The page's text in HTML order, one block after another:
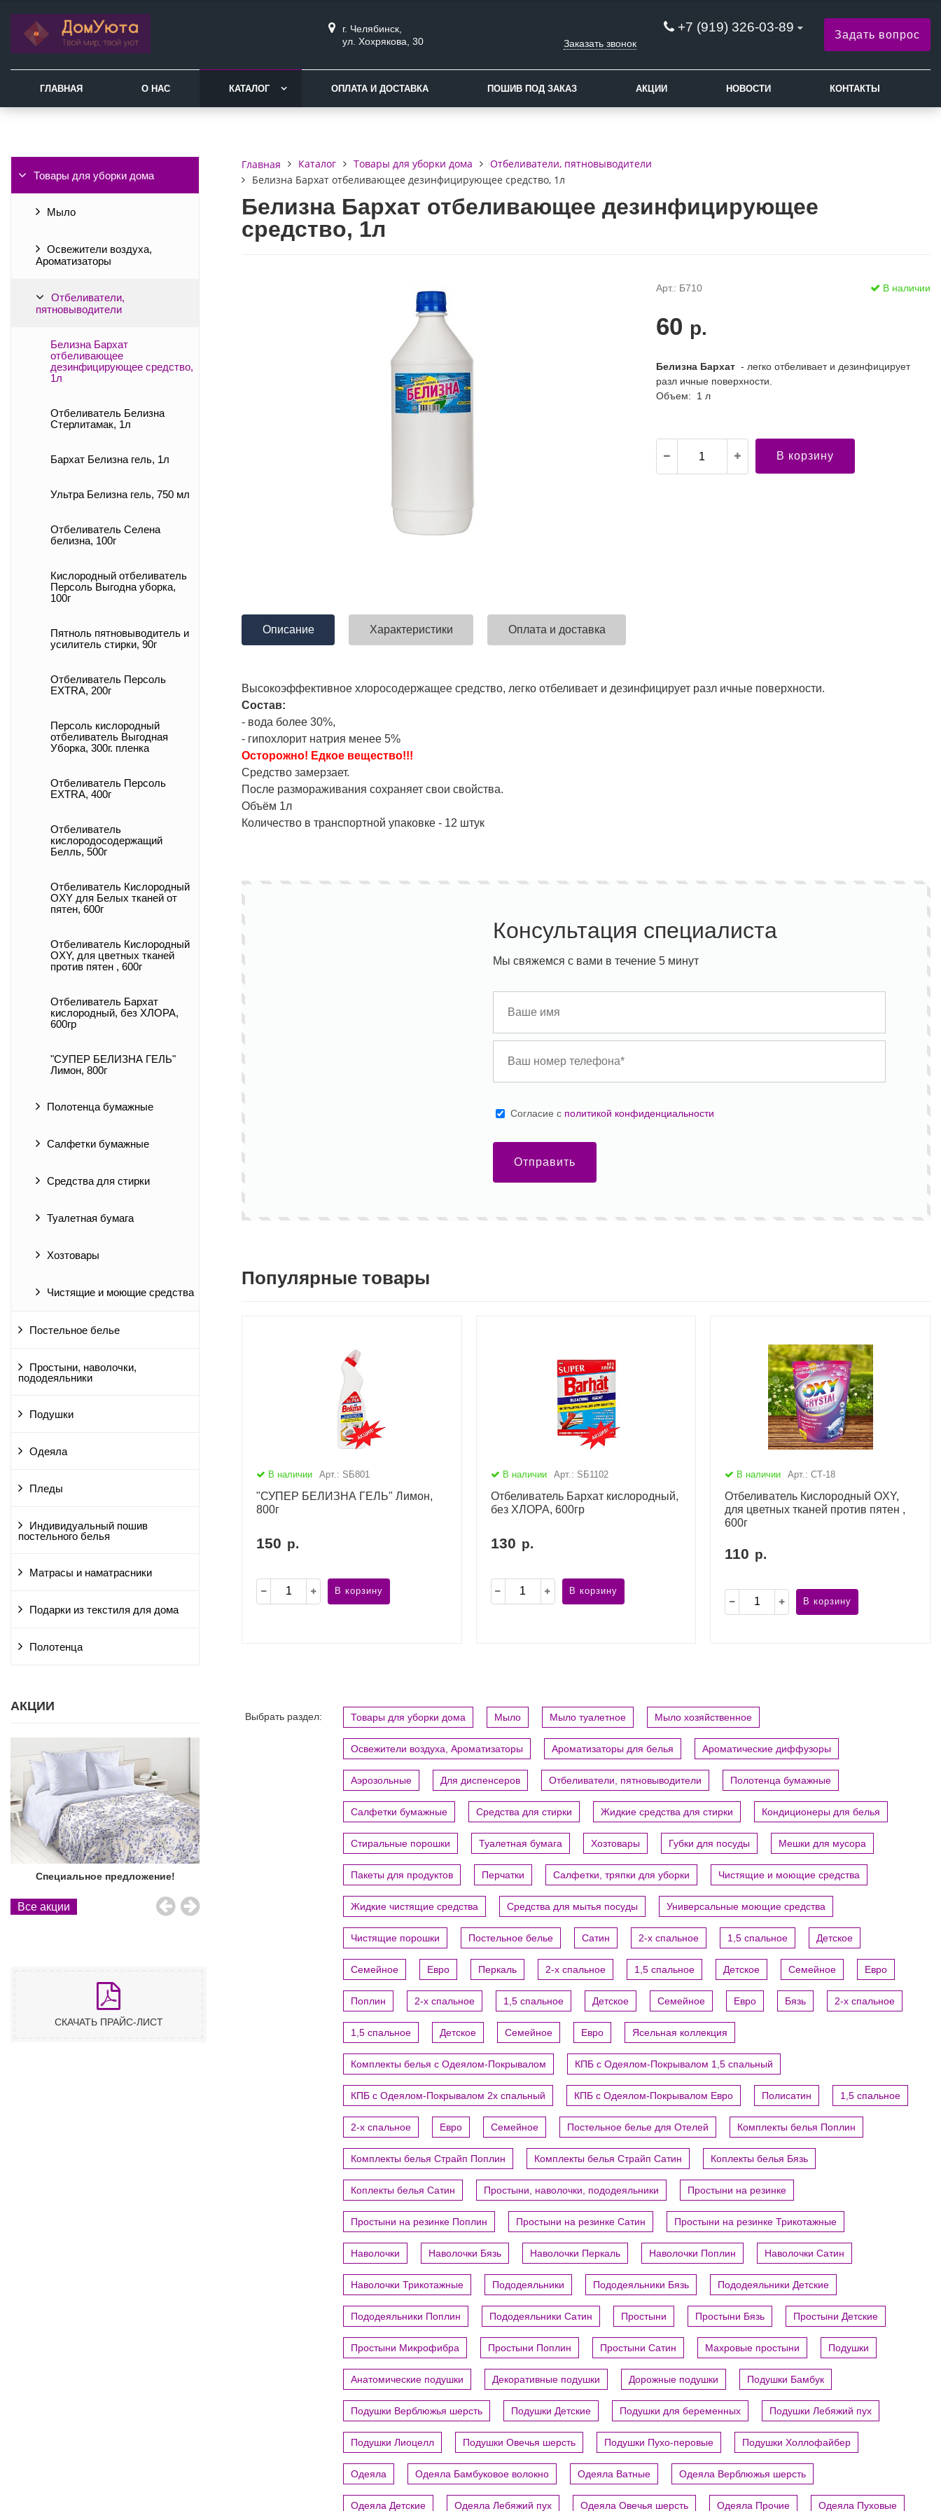
г. Челябинск,
ул. Хохрякова, 30
+7 (919) 326-03-89
Заказать звонок
Задать вопрос
ГЛАВНАЯ О НАС КАТАЛОГ ОПЛАТА И ДОСТАВКА ПОШИВ ПОД ЗАКАЗ АКЦИИ НОВОСТИ КОНТАКТЫ
Товары для уборки дома
Мыло
Освежители воздуха,
Ароматизаторы
Отбеливатели,
пятновыводители
Белизна Бархат
отбеливающее
дезинфицирующее средство,
1л
Отбеливатель Белизна
Стерлитамак, 1л
Бархат Белизна гель, 1л
Ультра Белизна гель, 750 мл
Отбеливатель Селена
белизна, 100г
Кислородный отбеливатель
Персоль Выгодна уборка,
100г
Пятноль пятновыводитель и
усилитель стирки, 90г
Отбеливатель Персоль
EXTRA, 200г
Персоль кислородный
отбеливатель Выгодная
Уборка, 300г. пленка
Отбеливатель Персоль
EXTRA, 400г
Отбеливатель
кислородосодержащий
Белль, 500г
Отбеливатель Кислородный
OXY для Белых тканей от
пятен, 600г
Отбеливатель Кислородный
OXY, для цветных тканей
против пятен , 600г
Отбеливатель Бархат
кислородный, без ХЛОРА,
600гр
"СУПЕР БЕЛИЗНА ГЕЛЬ"
Лимон, 800г
Полотенца бумажные
Салфетки бумажные
Средства для стирки
Туалетная бумага
Хозтовары
Чистящие и моющие средства
Постельное белье
Простыни, наволочки,
пододеяльники
Подушки
Одеяла
Пледы
Индивидуальный пошив
постельного белья
Матрасы и наматрасники
Подарки из текстиля для дома
Полотенца
АКЦИИ
Специальное предложение! Акция к Праздничному событию! Специальное предложение!
Все акции
СКАЧАТЬ ПРАЙС-ЛИСТ
Главная Каталог Товары для уборки дома
Отбеливатели, пятновыводители
Белизна Бархат отбеливающее дезинфицирующее средство, 1л
Белизна Бархат отбеливающее дезинфицирующее
средство, 1л
Арт.: Б710 В наличии
60 р.
Белизна Бархат - легко отбеливает и дезинфицирует
разл ичные поверхности.
Объем: 1 л
В корзину
Описание Характеристики Оплата и доставка
Высокоэффективное хлоросодержащее средство, легко отбеливает и дезинфицирует разл ичные поверхности.
Состав:
- вода более 30%,
- гипохлорит натрия менее 5%
Осторожно! Едкое вещество!!!
Средство замерзает.
После размораживания сохраняет свои свойства.
Объём 1л
Количество в транспортной упаковке - 12 штук
Консультация специалиста
Мы свяжемся с вами в течение 5 минут
Cогласие с политикой конфиденциальности
Отправить
Популярные товары
В наличии Арт.: SБ801
"СУПЕР БЕЛИЗНА ГЕЛЬ" Лимон,
800г
150 р.
В корзину
В наличии Арт.: SБ1102
Отбеливатель Бархат кислородный,
без ХЛОРА, 600гр
130 р.
В корзину
В наличии Арт.: СТ-18
Отбеливатель Кислородный OXY,
для цветных тканей против пятен ,
600г
110 р.
В корзину
Выбрать раздел: Товары для уборки дома Мыло Мыло туалетное Мыло хозяйственное
Освежители воздуха, Ароматизаторы Ароматизаторы для белья Ароматические диффузоры
Аэрозольные Для диспенсеров Отбеливатели, пятновыводители Полотенца бумажные
Салфетки бумажные Средства для стирки Жидкие средства для стирки Кондиционеры для белья
Стиральные порошки Туалетная бумага Хозтовары Губки для посуды Мешки для мусора
Пакеты для продуктов Перчатки Салфетки, тряпки для уборки Чистящие и моющие средства
Жидкие чистящие средства Средства для мытья посуды Универсальные моющие средства
Чистящие порошки Постельное белье Сатин 2-х спальное 1,5 спальное Детское
Семейное Евро Перкаль 2-х спальное 1,5 спальное Детское Семейное Евро
Поплин 2-х спальное 1,5 спальное Детское Семейное Евро Бязь 2-х спальное
1,5 спальное Детское Семейное Евро Ясельная коллекция
Комплекты белья с Одеялом-Покрывалом КПБ с Одеялом-Покрывалом 1,5 спальный
КПБ с Одеялом-Покрывалом 2х спальный КПБ с Одеялом-Покрывалом Евро Полисатин 1,5 спальное
2-х спальное Евро Семейное Постельное белье для Отелей Комплекты белья Поплин
Комплекты белья Страйп Поплин Комплекты белья Страйп Сатин Коплекты белья Бязь
Коплекты белья Сатин Простыни, наволочки, пододеяльники Простыни на резинке
Простыни на резинке Поплин Простыни на резинке Сатин Простыни на резинке Трикотажные
Наволочки Наволочки Бязь Наволочки Перкаль Наволочки Поплин Наволочки Сатин
Наволочки Трикотажные Пододеяльники Пододеяльники Бязь Пододеяльники Детские
Пододеяльники Поплин Пододеяльники Сатин Простыни Простыни Бязь Простыни Детские
Простыни Микрофибра Простыни Поплин Простыни Сатин Махровые простыни Подушки
Анатомические подушки Декоративные подушки Дорожные подушки Подушки Бамбук
Подушки Верблюжья шерсть Подушки Детские Подушки для беременных Подушки Лебяжий пух
Подушки Лиоцелл Подушки Овечья шерсть Подушки Пухо-перовые Подушки Холлофайбер
Одеяла Одеяла Бамбуковое волокно Одеяла Ватные Одеяла Верблюжья шерсть
Одеяла Детские Одеяла Лебяжий пух Одеяла Овечья шерсть Одеяла Прочие Одеяла Пуховые